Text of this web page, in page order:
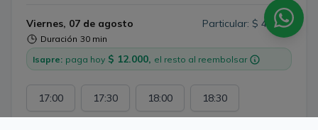
Viernes, 07 de agosto
Duración 30 min
Particular: $ 40.000
Isapre: paga hoy $ 12.000, el resto al reembolsar
17:00 17:30 18:00 18:30